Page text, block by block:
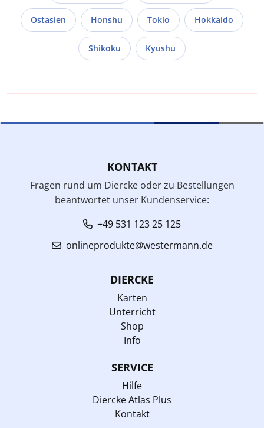
Ostasien Honshu Tokio Hokkaido
Shikoku Kyushu
KONTAKT
Fragen rund um Diercke oder zu Bestellungen
beantwortet unser Kundenservice:
+49 531 123 25 125
onlineprodukte@westermann.de
DIERCKE
Karten
Unterricht
Shop
Info
SERVICE
Hilfe
Diercke Atlas Plus
Kontakt